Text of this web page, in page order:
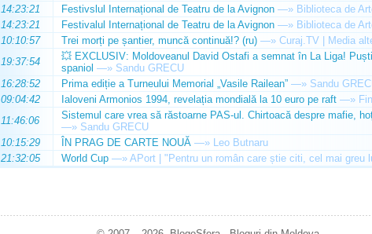
14:23:21
Festivslul Internațional de Teatru de la Avignon —» Biblioteca de
14:23:21
Festivalul Internațional de Teatru de la Avignon —» Biblioteca de
10:10:57
Trei morți pe șantier, muncă continuă!? (ru) —» Curaj.TV | Media
19:37:54
💥 EXCLUSIV: Moldoveanul David Ostafi a semnat în La Liga!
spaniol —» Sandu GRECU
16:28:52
Prima ediție a Turneului Memorial „Vasile Railean” —» Sandu
09:04:42
Ialoveni Armonios 1994, revelația mondială la 10 euro pe raft —»
11:46:06
Sistemul care vrea să răstoarne PAS-ul. Chirtoacă despre mafie,
—» Sandu GRECU
10:15:29
ÎN PRAG DE CARTE NOUĂ —» Leo Butnaru
21:32:05
World Cup —» APort | "Pentru un român care știe citi, cel mai greu